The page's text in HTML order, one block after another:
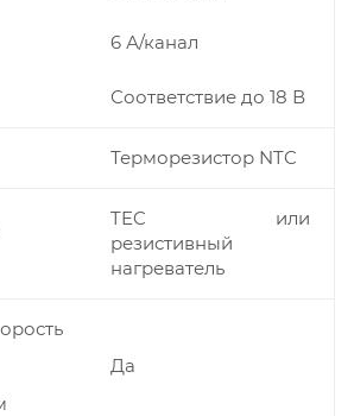
6 А/канал
Соответствие до 18 В
Терморезистор NTC
TEC или
резистивный
нагреватель
Да